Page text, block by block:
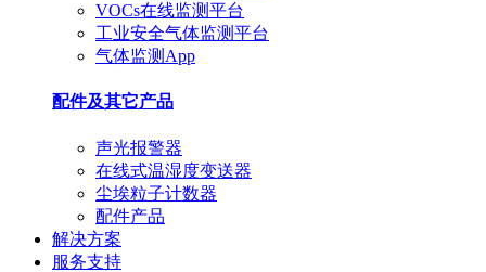
VOCs在线监测平台
工业安全气体监测平台
气体监测App
配件及其它产品
声光报警器
在线式温湿度变送器
尘埃粒子计数器
配件产品
解决方案
服务支持